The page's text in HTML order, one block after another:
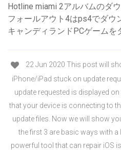
Hotline miami 2アルバムのダ
フォールアウト4はps4でダウ
キャンディランドPCゲームを
22 Jun 2020 This post will
iPhone/iPad stuck on update
update requested is displayed
that your device is connecting to
update files. Now we will show
the first 3 are basic ways with
powerful tool that can repair iOS